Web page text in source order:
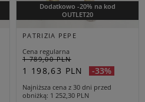
Dodatkowo -20% na kod
OUTLET20
PATRIZIA PEPE
Cena regularna
1 789,00 PLN
1 198,63 PLN -33%
Najniższa cena z 30 dni przed
obniżką 1 252,30 PLN